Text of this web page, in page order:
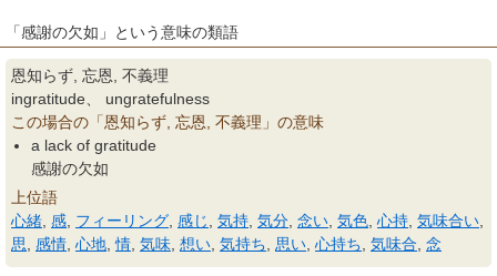
「感謝の欠如」という意味の類語
恩知らず, 忘恩, 不義理
ingratitude、 ungratefulness
この場合の「恩知らず, 忘恩, 不義理」の意味
a lack of gratitude
感謝の欠如
上位語
心緒 感 フィーリング 感じ 気持 気分 念い 気色 心持 気味合い
思 感情 心地 ,情 気味 想い 気持ち 思い 心持ち 気味合 念